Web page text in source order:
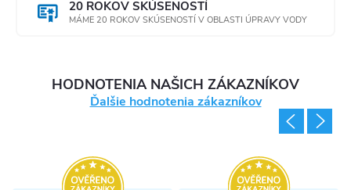
20 ROKOV SKÚSENOSTÍ
MÁME 20 ROKOV SKÚSENOSTÍ V OBLASTI ÚPRAVY VODY
HODNOTENIA NAŠICH ZÁKAZNÍKOV
Ďalšie hodnotenia zákazníkov